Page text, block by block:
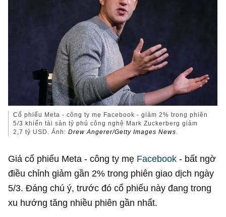
Cổ phiếu Meta - công ty mẹ Facebook - giảm 2% trong phiên
5/3 khiến tài sản tỷ phú công nghệ Mark Zuckerberg giảm
2,7 tỷ USD. Ảnh:Drew Angerer/Getty Images News.
Giá cổ phiếu Meta - công ty mẹ Facebook - bất ngờ
điều chỉnh giảm gần 2% trong phiên giao dịch ngày
5/3. Đáng chú ý, trước đó cổ phiếu này đang trong
xu hướng tăng nhiều phiên gần nhất.